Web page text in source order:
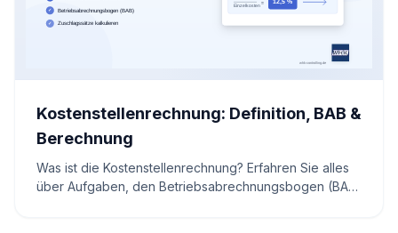
Kostenstellenrechnung: Definition, BAB &
Berechnung
Was ist die Kostenstellenrechnung? Erfahren Sie alles
über Aufgaben, den Betriebsabrechnungsbogen (BAB)